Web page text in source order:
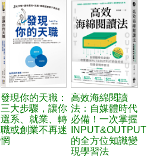
發現你的天職：
三大步驟，讓你
選系、就業、轉
職或創業不再迷
惘
高效海綿閱讀
法：自媒體時代
必備！一次掌握
INPUT&OUTPUT
的全方位知識變
現學習法